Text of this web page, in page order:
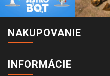
NAKUPOVANIE
INFORMÁCIE